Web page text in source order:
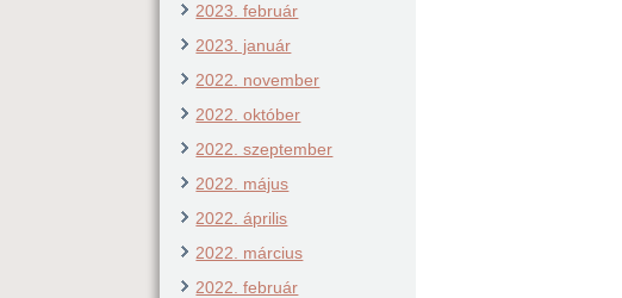
2023. február
2023. január
2022. november
2022. október
2022. szeptember
2022. május
2022. április
2022. március
2022. február